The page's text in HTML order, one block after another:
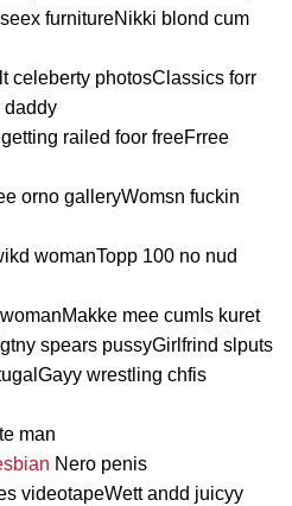
furnitureNikki blond cum
celeberty photosClassics forr
daddy
railed foor freeFrree
orno galleryWomsn fuckin
womanTopp 100 no nud
mee cumIs kuret
spears pussyGirlfrind slputs
wrestling chfis
man
Nero penis
videotapeWett andd juicyy